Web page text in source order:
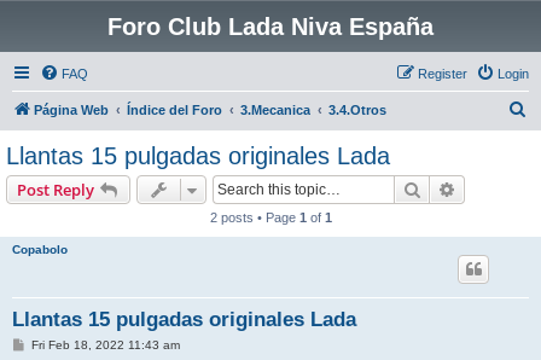
Foro Club Lada Niva España
FAQ Login
Register
Página Web Índice del Foro 3.Mecanica 3.4.Otros
Llantas 15 pulgadas originales Lada
Post Reply Search
2 posts • Page 1 of 1
Copabolo
Llantas 15 pulgadas originales Lada
PFri Feb 18, 2022 11:43 am